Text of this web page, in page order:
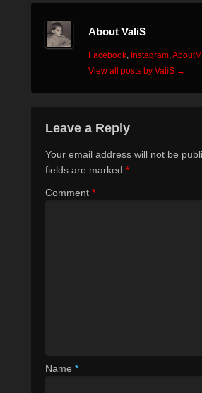
About ValiS
Facebook, Instagram,
View all posts by ValiS →
Leave a Reply
Your email address will not be
fields are marked *
Comment *
Name *